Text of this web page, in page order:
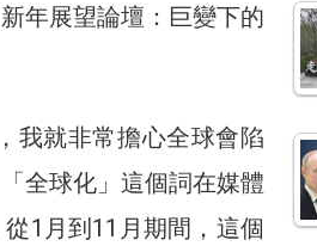
年展望論壇：巨變下的
我就非常擔心全球會陷
全球化」這個詞在媒體
1月到11月期間，這個